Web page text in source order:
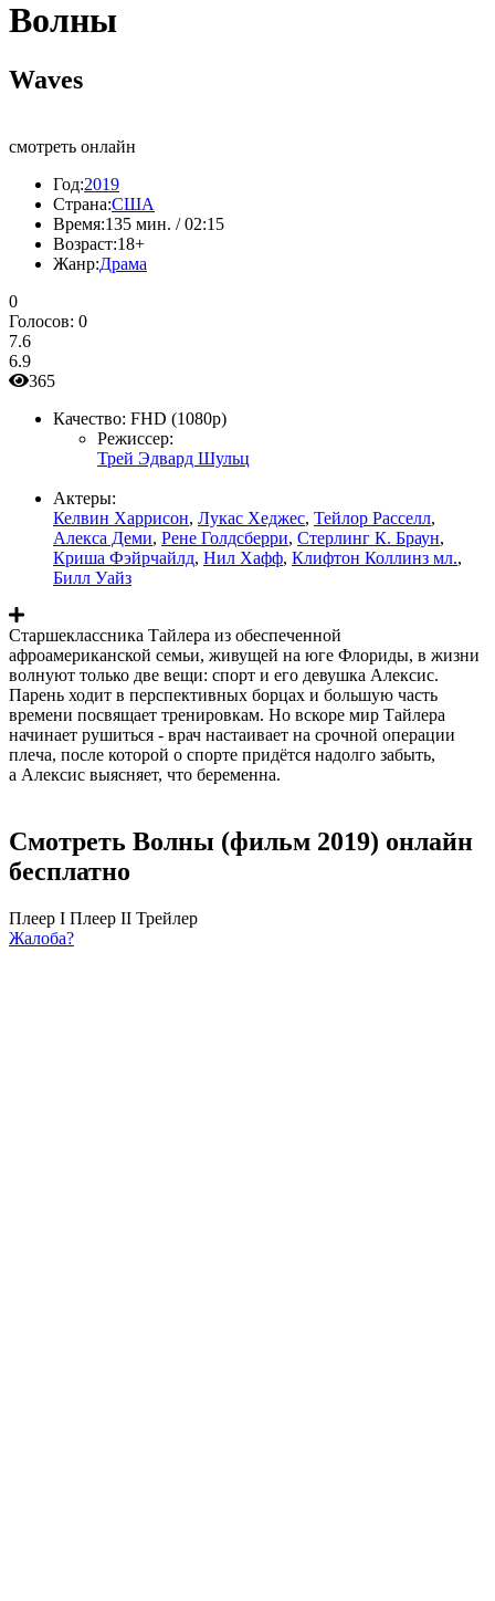
Волны
Waves
смотреть онлайн
Год:2019
Страна:США
Время:135 мин. / 02:15
Возраст:18+
Жанр:Драма
0
Голосов: 0
7.6
6.9
365
Качество: FHD (1080p)
Режиссер:
Трей Эдвард Шульц
Актеры:
Келвин Харрисон, Лукас Хеджес, Тейлор Расселл,
Алекса Деми, Рене Голдсберри, Стерлинг К. Браун,
Криша Фэйрчайлд, Нил Хафф, Клифтон Коллинз мл.,
Билл Уайз
Старшеклассника Тайлера из обеспеченной
афроамериканской семьи, живущей на юге Флориды, в жизни
волнуют только две вещи: спорт и его девушка Алексис.
Парень ходит в перспективных борцах и большую часть
времени посвящает тренировкам. Но вскоре мир Тайлера
начинает рушиться - врач настаивает на срочной операции
плеча, после которой о спорте придётся надолго забыть,
а Алексис выясняет, что беременна.
Смотреть Волны (фильм 2019) онлайн
бесплатно
Плеер I Плеер II Трейлер
Жалоба?